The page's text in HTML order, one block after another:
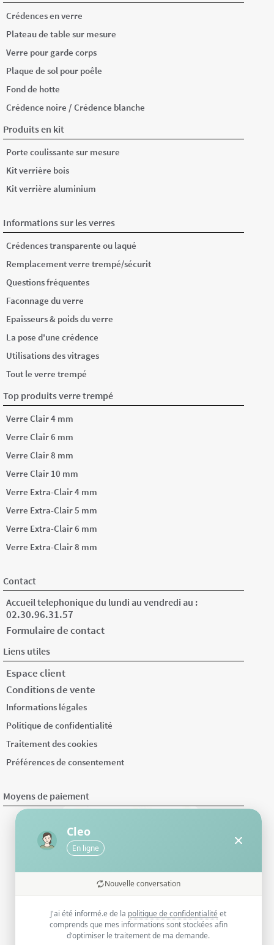
Crédences en verre
Plateau de table sur mesure
Verre pour garde corps
Plaque de sol pour poêle
Fond de hotte
Crédence noire / Crédence blanche
Produits en kit
Porte coulissante sur mesure
Kit verrière bois
Kit verrière aluminium
Informations sur les verres
Crédences transparente ou laqué
Remplacement verre trempé/sécurit
Questions fréquentes
Faconnage du verre
Epaisseurs & poids du verre
La pose d'une crédence
Utilisations des vitrages
Tout le verre trempé
Top produits verre trempé
Verre Clair 4 mm
Verre Clair 6 mm
Verre Clair 8 mm
Verre Clair 10 mm
Verre Extra-Clair 4 mm
Verre Extra-Clair 5 mm
Verre Extra-Clair 6 mm
Verre Extra-Clair 8 mm
Contact
Accueil telephonique du lundi au vendredi au :
02.30.96.31.57
Formulaire de contact
Liens utiles
Espace client
Conditions de vente
Informations légales
Politique de confidentialité
Traitement des cookies
Préférences de consentement
Moyens de paiement
Cleo
En ligne
Nouvelle conversation
J'ai été informé.e de la politique de confidentialité et
comprends que mes informations sont stockées afin
d'optimiser le traitement de ma demande.